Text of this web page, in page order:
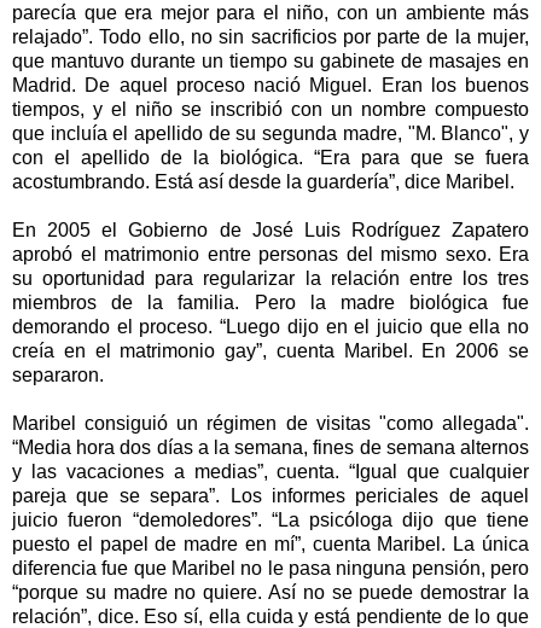
parecía que era mejor para el niño, con un ambiente más
relajado”. Todo ello, no sin sacrificios por parte de la mujer,
que mantuvo durante un tiempo su gabinete de masajes en
Madrid. De aquel proceso nació Miguel. Eran los buenos
tiempos, y el niño se inscribió con un nombre compuesto
que incluía el apellido de su segunda madre, "M. Blanco", y
con el apellido de la biológica. “Era para que se fuera
acostumbrando. Está así desde la guardería”, dice Maribel.
En 2005 el Gobierno de José Luis Rodríguez Zapatero
aprobó el matrimonio entre personas del mismo sexo. Era
su oportunidad para regularizar la relación entre los tres
miembros de la familia. Pero la madre biológica fue
demorando el proceso. “Luego dijo en el juicio que ella no
creía en el matrimonio gay”, cuenta Maribel. En 2006 se
separaron.
Maribel consiguió un régimen de visitas "como allegada".
“Media hora dos días a la semana, fines de semana alternos
y las vacaciones a medias”, cuenta. “Igual que cualquier
pareja que se separa”. Los informes periciales de aquel
juicio fueron “demoledores”. “La psicóloga dijo que tiene
puesto el papel de madre en mí”, cuenta Maribel. La única
diferencia fue que Maribel no le pasa ninguna pensión, pero
“porque su madre no quiere. Así no se puede demostrar la
relación”, dice. Eso sí, ella cuida y está pendiente de lo que